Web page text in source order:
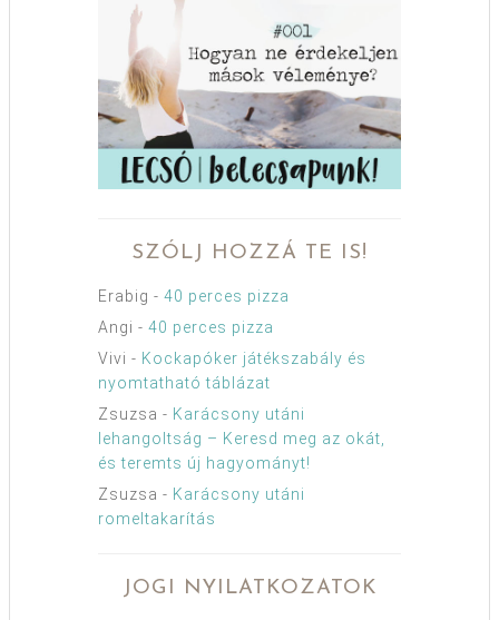
SZÓLJ HOZZÁ TE IS!
Erabig - 40 perces pizza
Angi - 40 perces pizza
Vivi - Kockapóker játékszabály és
nyomtatható táblázat
Zsuzsa - Karácsony utáni
lehangoltság – Keresd meg az okát,
és teremts új hagyományt!
Zsuzsa - Karácsony utáni
romeltakarítás
JOGI NYILATKOZATOK